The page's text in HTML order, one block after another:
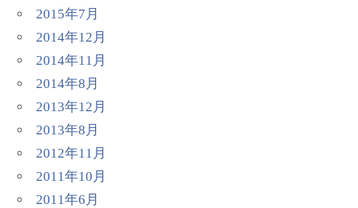
2015年7月
2014年12月
2014年11月
2014年8月
2013年12月
2013年8月
2012年11月
2011年10月
2011年6月